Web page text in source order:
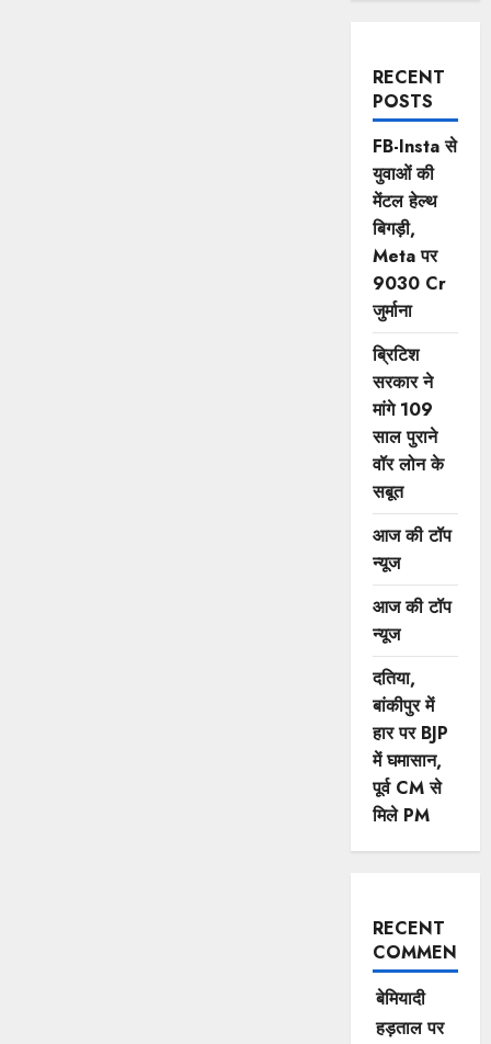
RECENT
POSTS
FB-Insta से
युवाओं की
मेंटल हेल्थ
बिगड़ी,
Meta पर
9030 Cr
जुर्माना
ब्रिटिश
सरकार ने
मांगे 109
साल पुराने
वॉर लोन के
सबूत
आज की टॉप
न्यूज
आज की टॉप
न्यूज
दतिया,
बांकीपुर में
हार पर BJP
में घमासान,
पूर्व CM से
मिले PM
RECENT
COMMENTS
बेमियादी
हड़ताल पर